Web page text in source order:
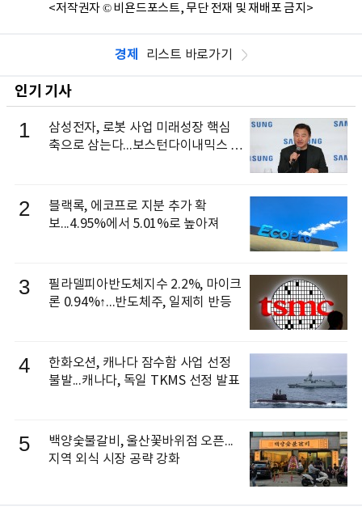
<저작권자 © 비욘드포스트, 무단 전재 및 재배포 금지>
경제 리스트 바로가기
인기 기사
1
삼성전자, 로봇 사업 미래성장 핵심
축으로 삼는다...보스턴다이내믹스 출
2
블랙록, 에코프로 지분 추가 확
보...4.95%에서 5.01%로 높아져
3
필라델피아반도체지수 2.2%, 마이크
론 0.94%↑...반도체주, 일제히 반등
4
한화오션, 캐나다 잠수함 사업 선정
불발...캐나다, 독일 TKMS 선정 발표
5
백양숯불갈비, 울산꽃바위점 오픈...
지역 외식 시장 공략 강화